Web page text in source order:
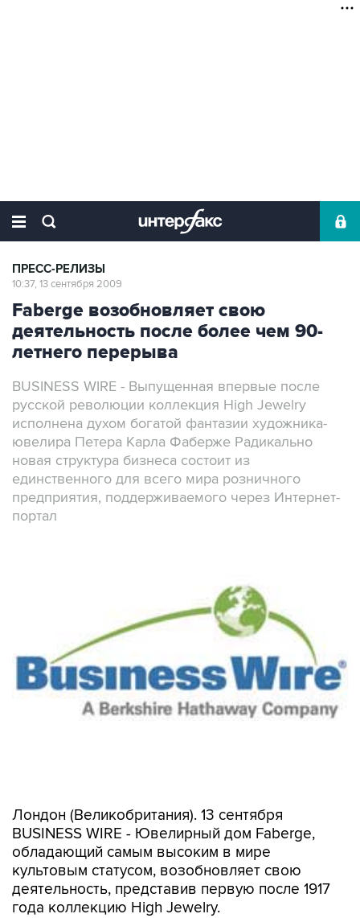
ПРЕСС-РЕЛИЗЫ
10:37, 13 сентября 2009
Faberge возобновляет свою
деятельность после более чем 90-
летнего перерыва
BUSINESS WIRE - Выпущенная впервые после
русской революции коллекция High Jewelry
исполнена духом богатой фантазии художника-
ювелира Петера Карла Фаберже Радикально
новая структура бизнеса состоит из
единственного для всего мира розничного
предприятия, поддерживаемого через Интернет-
портал
Лондон (Великобритания). 13 сентября
BUSINESS WIRE - Ювелирный дом Faberge,
обладающий самым высоким в мире
культовым статусом, возобновляет свою
деятельность, представив первую после 1917
года коллекцию High Jewelry.